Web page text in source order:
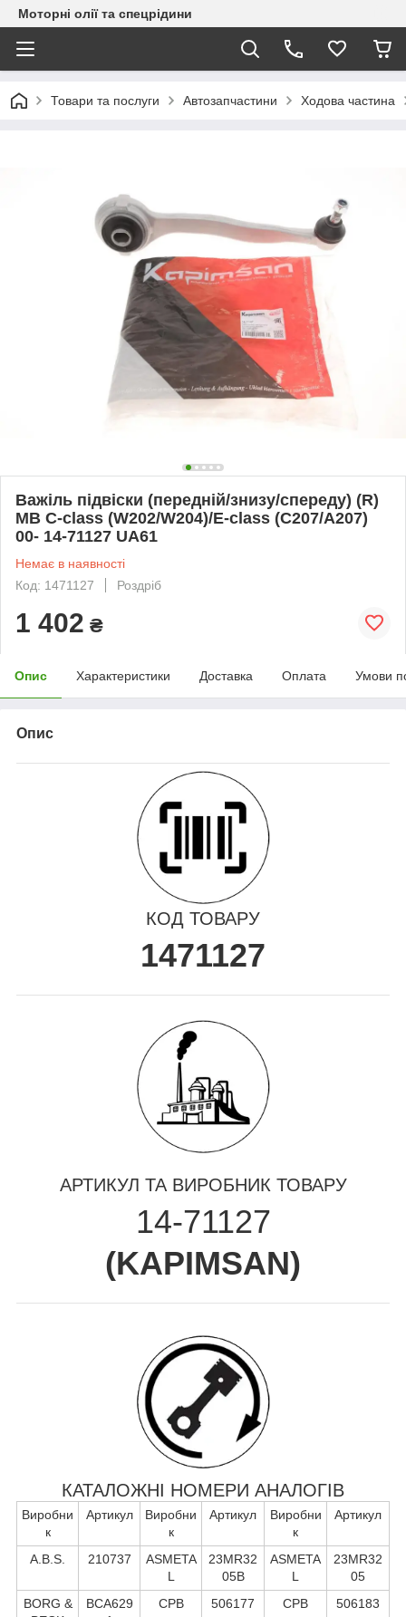
Моторні олії та спецрідини
Товари та послуги Автозапчастини Ходова частина
Важіль підвіски (передній/знизу/спереду) (R)
MB C-class (W202/W204)/E-class (C207/A207)
00- 14-71127 UA61
Немає в наявності
Код: 1471127
Роздріб
1 402 ₴
Опис Характеристики Доставка Оплата Умови
Опис
КОД ТОВАРУ
1471127
АРТИКУЛ ТА ВИРОБНИК ТОВАРУ
14-71127
(KAPIMSAN)
КАТАЛОЖНІ НОМЕРИ АНАЛОГІВ
Виробни
к
Артикул
Виробни
к
Артикул
Виробни
к
Артикул
A.B.S. 210737
ASMETA
L
23MR32
05B
ASMETA
L
23MR32
05
BORG &
BCA629
CPB 506177 CPB 506183